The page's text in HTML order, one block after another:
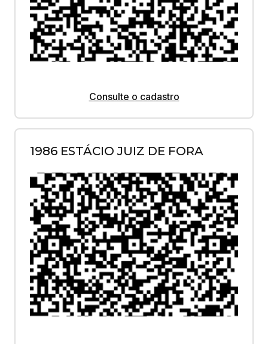
Consulte o cadastro
1986 ESTÁCIO JUIZ DE FORA